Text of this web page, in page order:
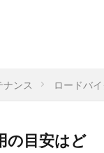
ンス ロードバ
の目安はど